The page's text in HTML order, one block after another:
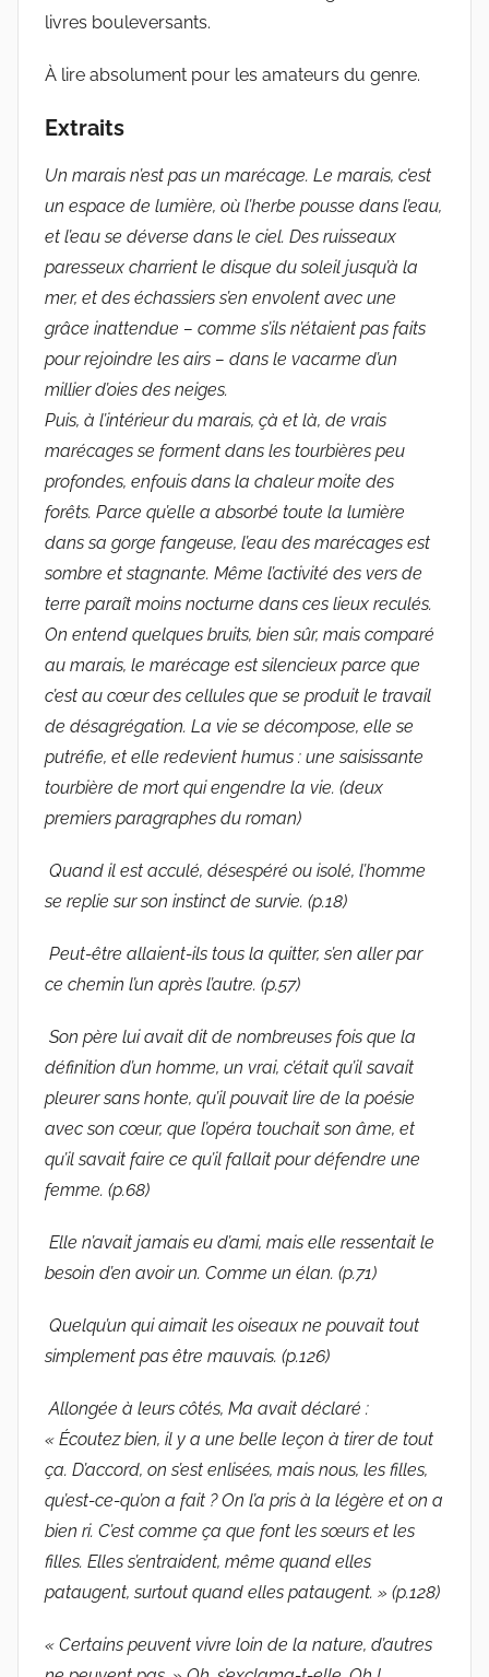
livres bouleversants.
À lire absolument pour les amateurs du genre.
Extraits
Un marais n’est pas un marécage. Le marais, c’est
un espace de lumière, où l’herbe pousse dans l’eau,
et l’eau se déverse dans le ciel. Des ruisseaux
paresseux charrient le disque du soleil jusqu’à la
mer, et des échassiers s’en envolent avec une
grâce inattendue – comme s’ils n’étaient pas faits
pour rejoindre les airs – dans le vacarme d’un
millier d’oies des neiges.
Puis, à l’intérieur du marais, çà et là, de vrais
marécages se forment dans les tourbières peu
profondes, enfouis dans la chaleur moite des
forêts. Parce qu’elle a absorbé toute la lumière
dans sa gorge fangeuse, l’eau des marécages est
sombre et stagnante. Même l’activité des vers de
terre paraît moins nocturne dans ces lieux reculés.
On entend quelques bruits, bien sûr, mais comparé
au marais, le marécage est silencieux parce que
c’est au cœur des cellules que se produit le travail
de désagrégation. La vie se décompose, elle se
putréfie, et elle redevient humus : une saisissante
tourbière de mort qui engendre la vie. (deux
premiers paragraphes du roman)
Quand il est acculé, désespéré ou isolé, l’homme
se replie sur son instinct de survie. (p.18)
Peut-être allaient-ils tous la quitter, s’en aller par
ce chemin l’un après l’autre. (p.57)
Son père lui avait dit de nombreuses fois que la
définition d’un homme, un vrai, c’était qu’il savait
pleurer sans honte, qu’il pouvait lire de la poésie
avec son cœur, que l’opéra touchait son âme, et
qu’il savait faire ce qu’il fallait pour défendre une
femme. (p.68)
Elle n’avait jamais eu d’ami, mais elle ressentait le
besoin d’en avoir un. Comme un élan. (p.71)
Quelqu’un qui aimait les oiseaux ne pouvait tout
simplement pas être mauvais. (p.126)
Allongée à leurs côtés, Ma avait déclaré :
« Écoutez bien, il y a une belle leçon à tirer de tout
ça. D’accord, on s’est enlisées, mais nous, les filles,
qu’est-ce-qu’on a fait ? On l’a pris à la légère et on a
bien ri. C’est comme ça que font les sœurs et les
filles. Elles s’entraident, même quand elles
pataugent, surtout quand elles pataugent. » (p.128)
« Certains peuvent vivre loin de la nature, d’autres